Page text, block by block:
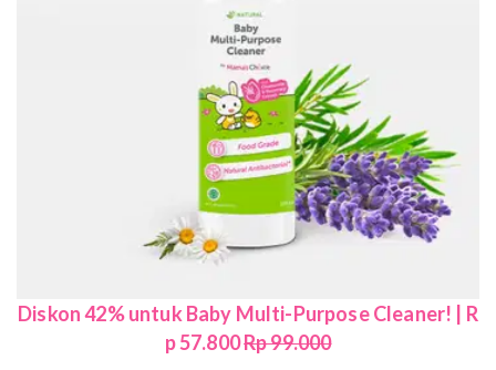
Diskon 42% untuk Baby Multi-Purpose Cleaner! | R
p 57.800Rp 99.000